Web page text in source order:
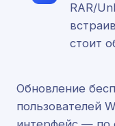
RAR/
стоит
Обновление
пользователей